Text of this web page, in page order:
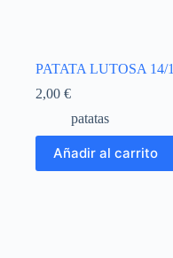
PATATA LUTOSA 14/
2,00 €
patatas
Añadir al carrito